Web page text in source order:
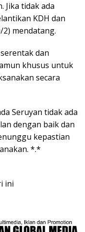
Jika tidak ada
KDH dan
2) mendatang.
dan
khusus untuk
secara
Seruyan tidak ada
dengan baik dan
kepastian
*.*
ini